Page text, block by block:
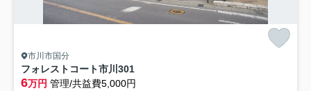
市川市国分
フォレストコート市川 301
6万円 管理/共益費5,000円